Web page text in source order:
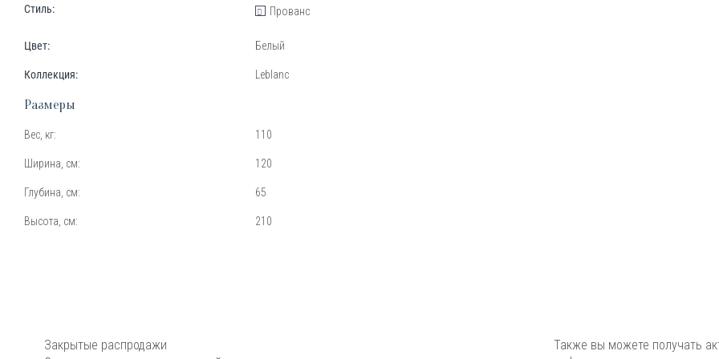
Стиль: Прованс
Цвет: Белый
Коллекция: Leblanc
Размеры
Вес, кг: 110
Ширина, см: 120
Глубина, см: 65
Высота, см: 210
Закрытые распродажи
Также вы можете получать